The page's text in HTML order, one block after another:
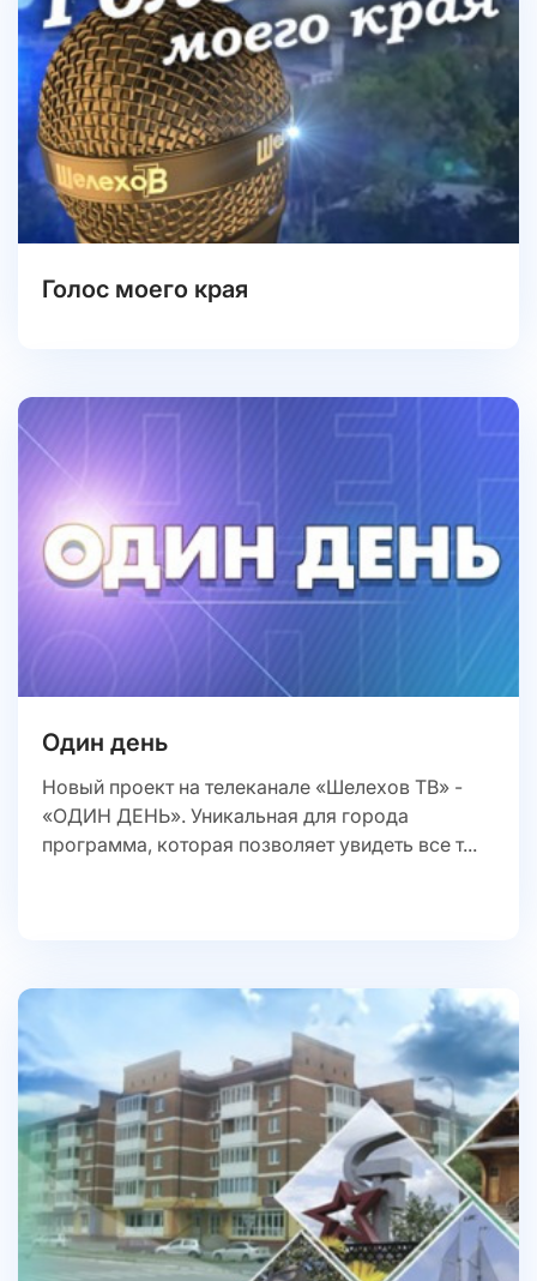
Голос моего края
Один день
Новый проект на телеканале «Шелехов ТВ» -
«ОДИН ДЕНЬ». Уникальная для города
программа, которая позволяет увидеть все т...